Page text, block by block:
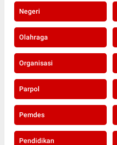
Negeri
Olahraga
Organisasi
Parpol
Pemdes
Pendidikan